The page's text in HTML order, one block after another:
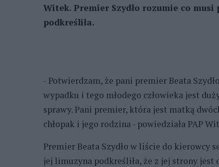
Witek. Premier Szydło rozumie co
podkreśliła.
- Potwierdzam, że pani premier Beata
wypadku i tego młodego człowieka jest
sprawy. Pani premier, która jest matką
chłopak i jego rodzina - powiedziała PAP
Premier Beata Szydło w liście do kierowcy
jej limuzyna podkreśliła, że z jej strony jest